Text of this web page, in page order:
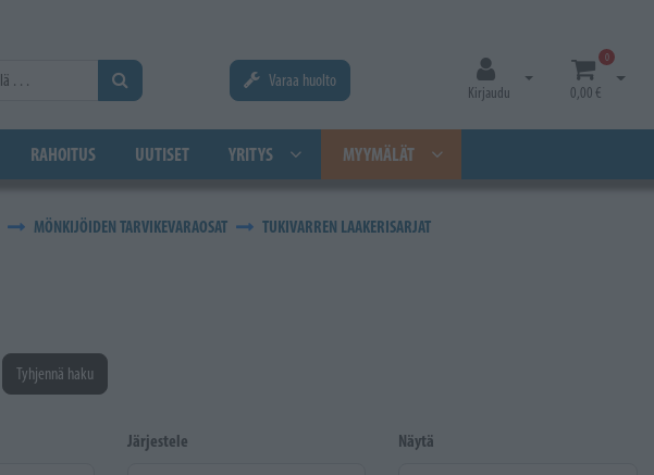
Varaa huolto
Kirjaudu
Avaa kirjautuminen
0
0,00 €
Avaa
RAHOITUS UUTISET YRITYS MYYMÄLÄT
MÖNKIJÖIDEN TARVIKEVARAOSAT TUKIVARREN LAAKERISARJAT
Tyhjennä haku
Järjestele Näytä